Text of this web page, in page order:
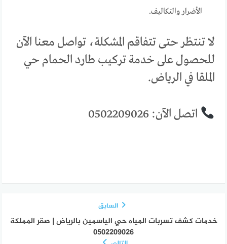
الأضرار والتكاليف.
لا تنتظر حتى تتفاقم المشكلة، تواصل معنا الآن
للحصول على خدمة تركيب طارد الحمام حي
الملقا في الرياض.
اتصل الآن: 0502209026
السابق
خدمات كشف تسربات المياه حي الياسمين بالرياض | صقر المملكة
0502209026